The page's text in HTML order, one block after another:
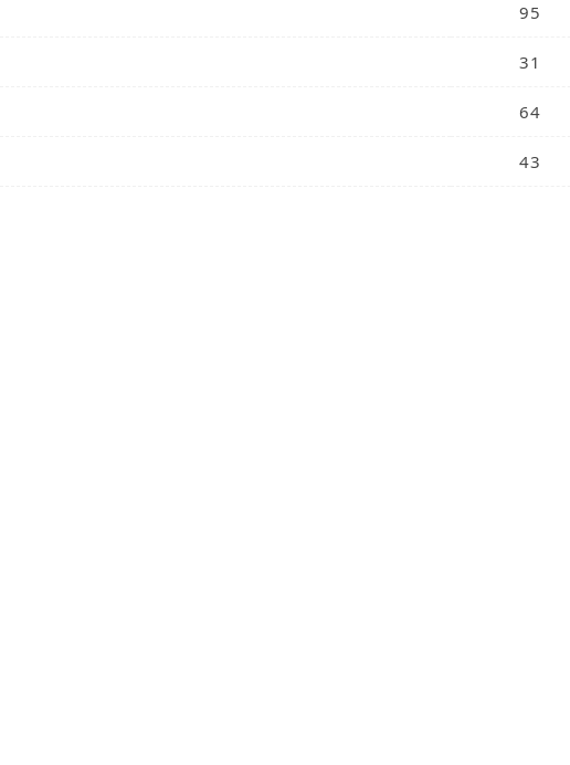
95
31
64
43